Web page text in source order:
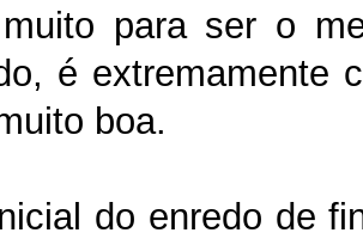
para ser o
é extremamente
boa.
do enredo de